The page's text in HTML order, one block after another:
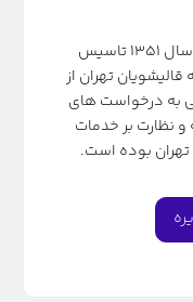
اتحادیه صنف قالیشویان تهران در سال ۱۳۵۱ تاسیس
تهران از
به درخواست های
و نظارت بر خدمات
بوده است.